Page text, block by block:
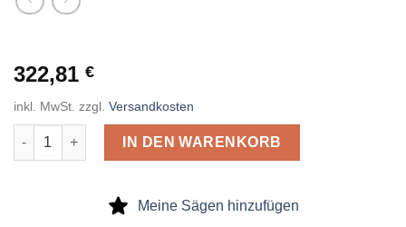
322,81 €
inkl. MwSt. zzgl. Versandkosten
HSS-dmo5-Kreissägeblatt 425 x 4,0 x 50 Z= 140 Menge
IN DEN WARENKORB
Meine Sägen hinzufügen